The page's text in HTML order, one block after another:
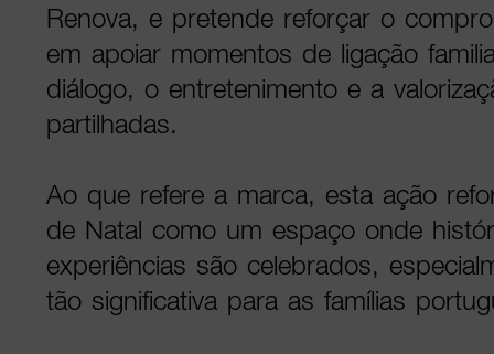
Renova, e pretende reforçar o
em apoiar momentos de ligação
diálogo, o entretenimento e a
partilhadas.
Ao que refere a marca, esta ação
de Natal como um espaço onde
experiências são celebrados,
tão significativa para as famílias